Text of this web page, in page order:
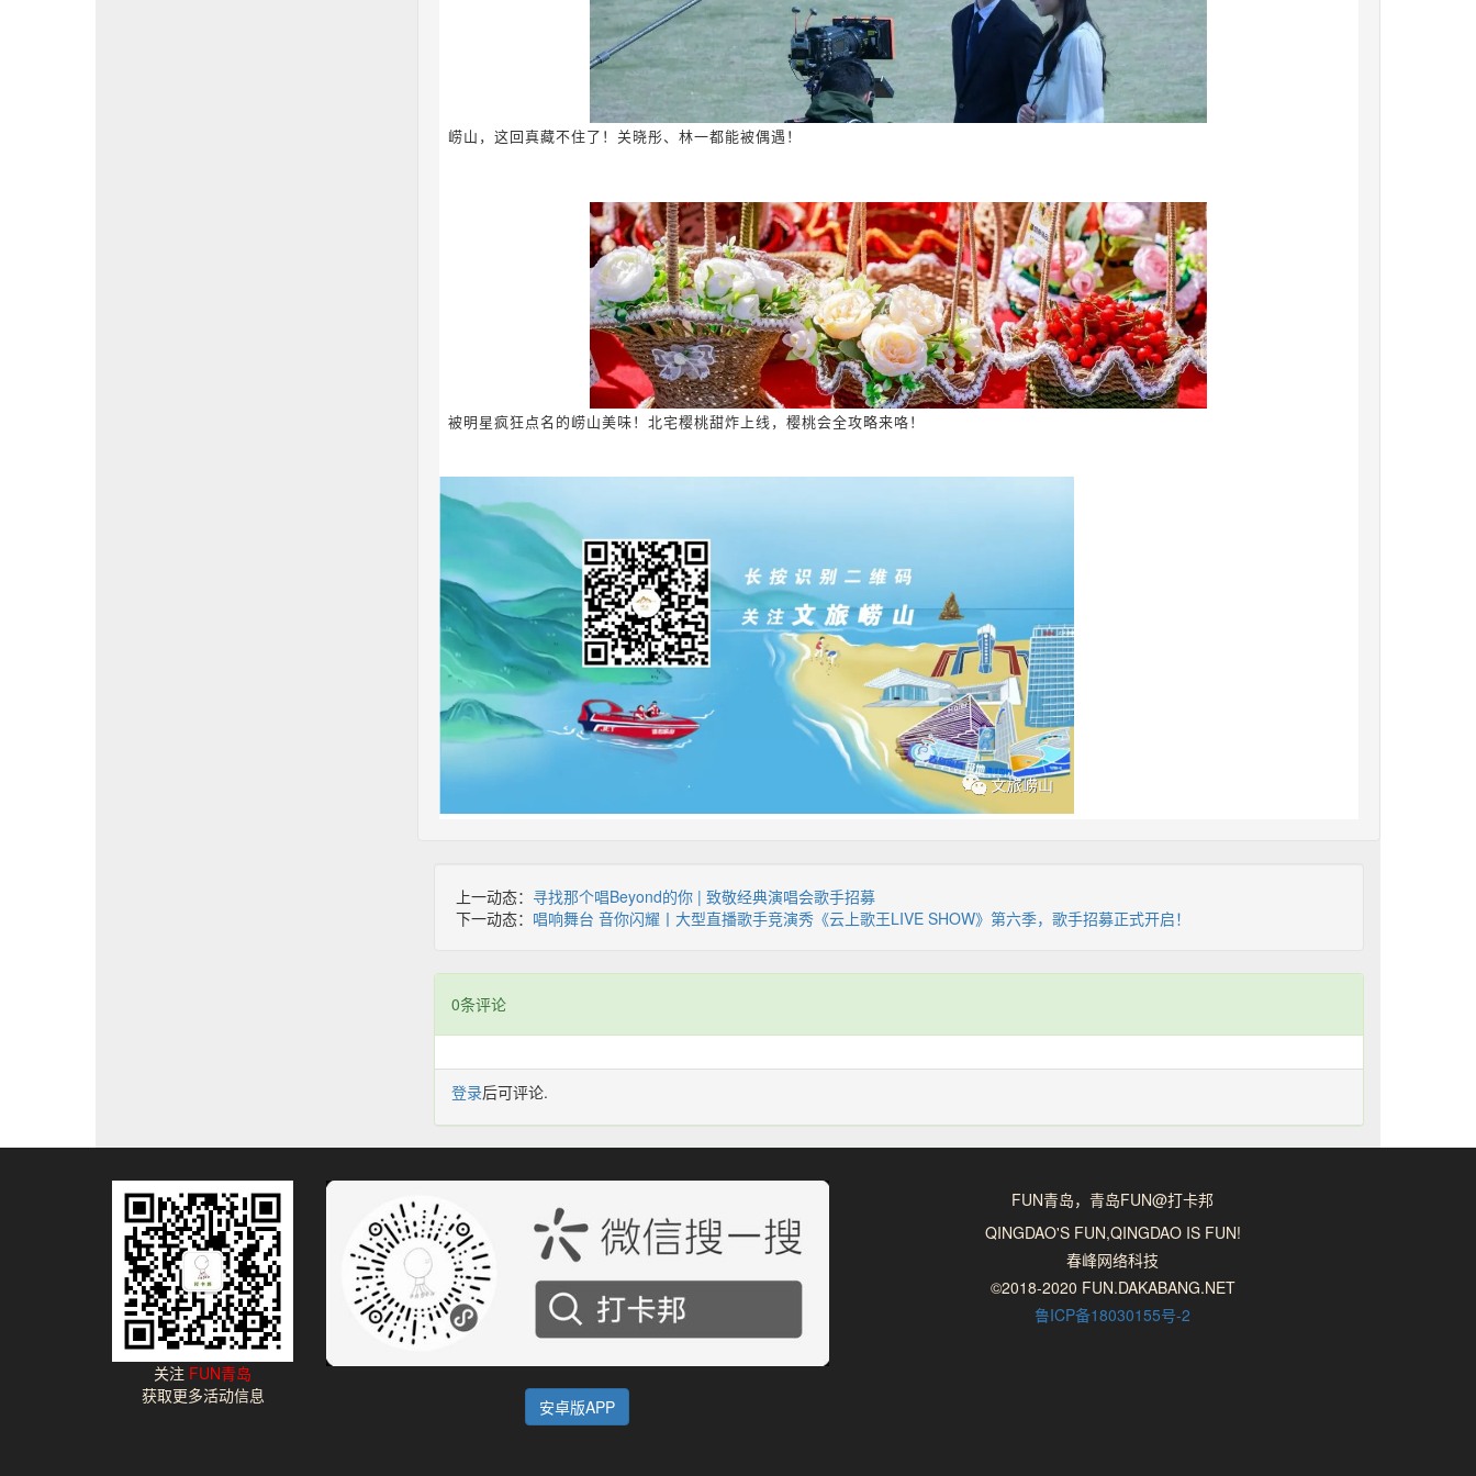
崂山，这回真藏不住了！关晓彤、林一都能被偶遇！
被明星疯狂点名的崂山美味！北宅樱桃甜炸上线，樱桃会全攻略来咯！
上一动态： 寻找那个唱Beyond的你 | 致敬经典演唱会歌手招募
下一动态： 唱响舞台 音你闪耀丨大型直播歌手竞演秀《云上歌王LIVE SHOW》第六季，歌手招募正式开启！
0条评论
登录后可评论.
关注 FUN青岛
获取更多活动信息
安卓版APP
FUN青岛，青岛FUN@打卡邦
QINGDAO'S FUN,QINGDAO IS FUN!
春峰网络科技
©2018-2020 FUN.DAKABANG.NET
鲁ICP备18030155号-2